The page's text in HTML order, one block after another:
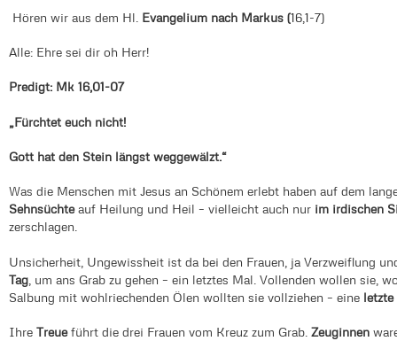
Hören wir aus dem Hl. Evangelium nach Markus (16,1-7)
Alle: Ehre sei dir oh Herr!
Predigt: Mk 16,01-07
„Fürchtet euch nicht!
Gott hat den Stein längst weggewälzt.“
Was die Menschen mit Jesus an Schönem erlebt haben auf dem
Sehnsüchteauf Heilung und Heil – vielleicht auch nur im irdischen
zerschlagen.
Unsicherheit, Ungewissheit ist da bei den Frauen, ja Verzweiflung
Tag , um ans Grab zu gehen – ein letztes Mal. Vollenden wollen sie,
Salbung mit wohlriechenden Ölen wollten sie vollziehen – eine
Ihre Treueführt die drei Frauen vom Kreuz zum Grab. Zeuginnen